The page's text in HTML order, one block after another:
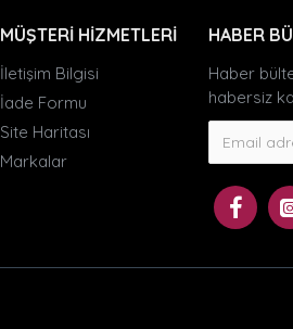
MÜŞTERI HIZMETLERI
İletişim Bilgisi
İade Formu
Site Haritası
Markalar
HABER
Haber
habersiz